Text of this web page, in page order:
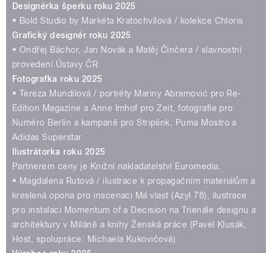
Designérka šperku roku 2025
• Bold Studio by Markéta Kratochvílová / kolekce Chloris
Grafický designér roku 2025
• Ondřej Báchor, Jan Novák a Matěj Činčera / slavnostní
provedení Ústavy ČR
Fotografka roku 2025
• Tereza Mundilová / portréty Mariny Abramović pro Re-
Edition Magazine a Anne Imhof pro Zeit, fotografie pro
Numéro Berlin a kampaně pro Striplink, Puma Mostro a
Adidas Superstar
Ilustrátorka roku 2025
Partnerem ceny je Knižní nakladatelství Euromedia.
• Magdalena Rutová / ilustrace k propagačním materiálům a
kreslená opona pro inscenaci Má vlast (Azyl 78), ilustrace
pro instalaci Momentum of a Decision na Trienále designu a
architektury v Miláně a knihy Ženská práce (Pavel Klusák,
Host, spolupráce: Michaela Kukovičová)